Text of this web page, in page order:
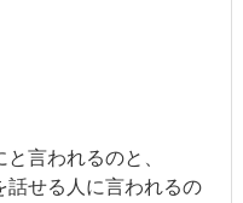
言われるのと、
話せる人に言われるの